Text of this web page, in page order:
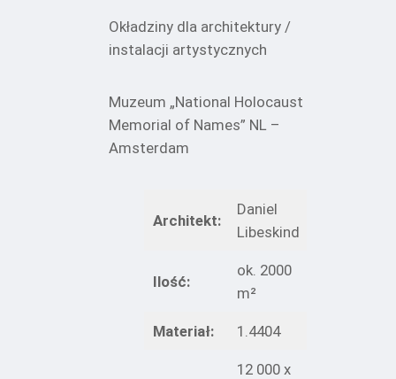
Okładziny dla architektury /
instalacji artystycznych
Muzeum „National Holocaust
Memorial of Names” NL –
Amsterdam
Architekt:
Daniel
Libeskind
Ilość:
ok. 2000
m²
Materiał: 1.4404
12 000 x